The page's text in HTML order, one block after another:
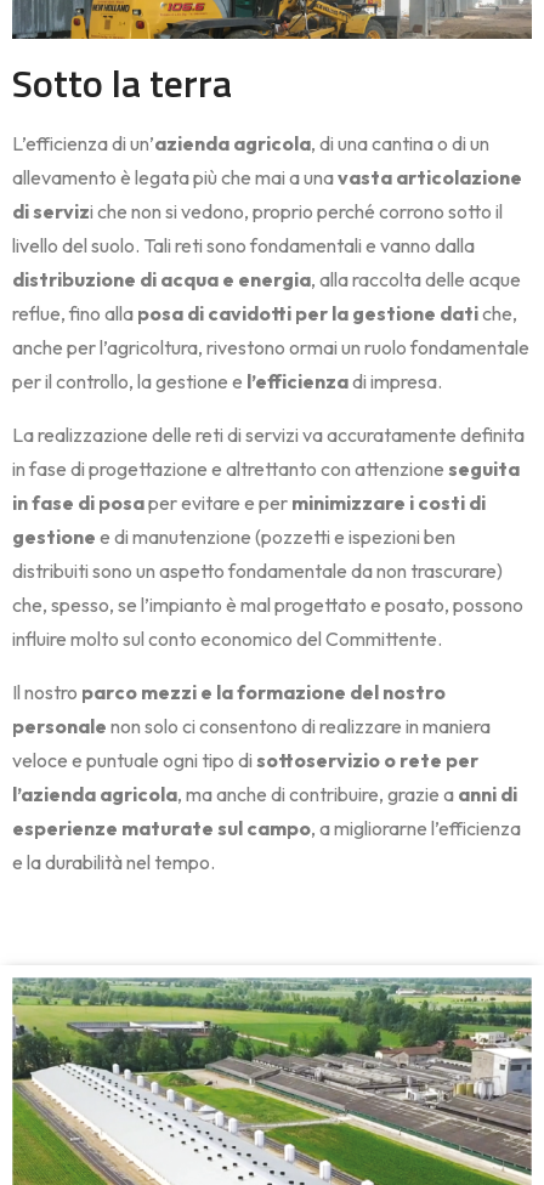
Sotto la terra
L’efficienza di un’azienda agricola, di una cantina o di un
allevamento è legata più che mai a unavasta articolazione
di servizi che non si vedono, proprio perché corrono sotto il
livello del suolo. Tali reti sono fondamentali e vanno dalla
distribuzione di acqua e energia, alla raccolta delle acque
reflue, fino alla posa di cavidotti per la gestione datiche,
anche per l’agricoltura, rivestono ormai un ruolo fondamentale
per il controllo, la gestione e l’efficienzadi impresa.
La realizzazione delle reti di servizi va accuratamente definita
in fase di progettazione e altrettanto con attenzione seguita
in fase di posaper evitare e per minimizzare i costi di
gestione e di manutenzione (pozzetti e ispezioni ben
distribuiti sono un aspetto fondamentale da non trascurare)
che, spesso, se l’impianto è mal progettato e posato, possono
influire molto sul conto economico del Committente.
Il nostro parco mezzi e la formazione del nostro
personale non solo ci consentono di realizzare in maniera
veloce e puntuale ogni tipo di sottoservizio o rete per
l’azienda agricola, ma anche di contribuire, grazie a anni di
esperienze maturate sul campo, a migliorarne l’efficienza
e la durabilità nel tempo.